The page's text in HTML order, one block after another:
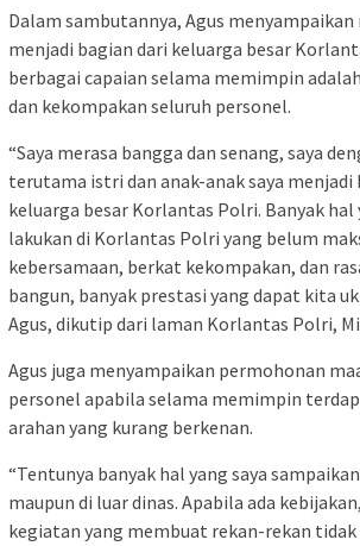
Dalam sambutannya, Agus menyampaikan
menjadi bagian dari keluarga besar
berbagai capaian selama memimpin
dan kekompakan seluruh personel.
“Saya merasa bangga dan senang, saya
terutama istri dan anak-anak saya menjadi
keluarga besar Korlantas Polri. Banyak hal
lakukan di Korlantas Polri yang belum
kebersamaan, berkat kekompakan, dan
bangun, banyak prestasi yang dapat kita
Agus, dikutip dari laman Korlantas Polri,
Agus juga menyampaikan permohonan
personel apabila selama memimpin
arahan yang kurang berkenan.
“Tentunya banyak hal yang saya
maupun di luar dinas. Apabila ada
kegiatan yang membuat rekan-rekan tidak